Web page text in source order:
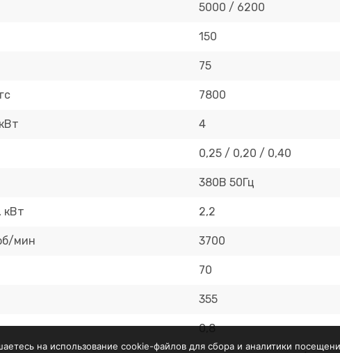
5000 / 6200
150
75
7800
4
0,25 / 0,20 / 0,40
380В 50Гц
кВт 2,2
мин 3700
70
355
0,8
на использование cookie-файлов для сбора и аналитики